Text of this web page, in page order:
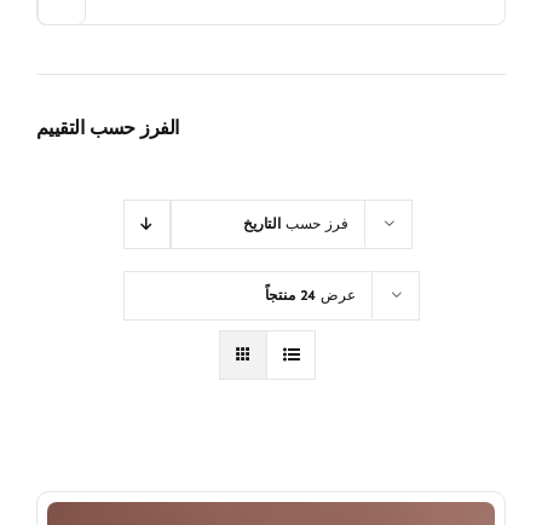
الفرز حسب التقييم
فرز حسبالتاريخ
عرض 24 منتجاً